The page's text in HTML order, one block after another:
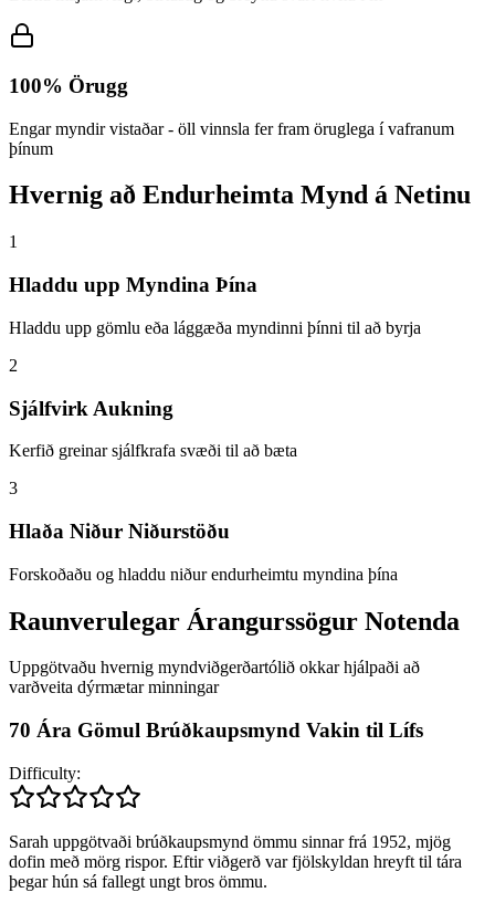
100% Örugg
Engar myndir vistaðar - öll vinnsla fer fram öruglega í vafranum
þínum
Hvernig að Endurheimta Mynd á Netinu
1
Hladdu upp Myndina Þína
Hladdu upp gömlu eða lággæða myndinni þínni til að byrja
2
Sjálfvirk Aukning
Kerfið greinar sjálfkrafa svæði til að bæta
3
Hlaða Niður Niðurstöðu
Forskoðaðu og hladdu niður endurheimtu myndina þína
Raunverulegar Árangurssögur Notenda
Uppgötvaðu hvernig myndviðgerðartólið okkar hjálpaði að
varðveita dýrmætar minningar
70 Ára Gömul Brúðkaupsmynd Vakin til Lífs
Difficulty:
Sarah uppgötvaði brúðkaupsmynd ömmu sinnar frá 1952, mjög
dofin með mörg rispor. Eftir viðgerð var fjölskyldan hreyft til tára
þegar hún sá fallegt ungt bros ömmu.